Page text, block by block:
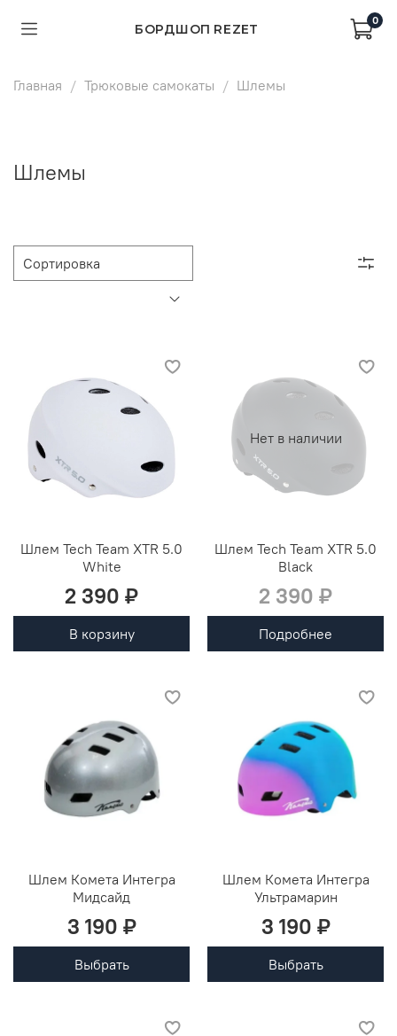
БОРДШОП REZET
0
Главная Трюковые самокаты Шлемы
Шлемы
Шлем Tech Team XTR 5.0
White
2 390 ₽
В корзину
Нет в наличии
Шлем Tech Team XTR 5.0
Black
2 390 ₽
Подробнее
Шлем Комета Интегра
Мидсайд
3 190 ₽
Выбрать
Шлем Комета Интегра
Ультрамарин
3 190 ₽
Выбрать